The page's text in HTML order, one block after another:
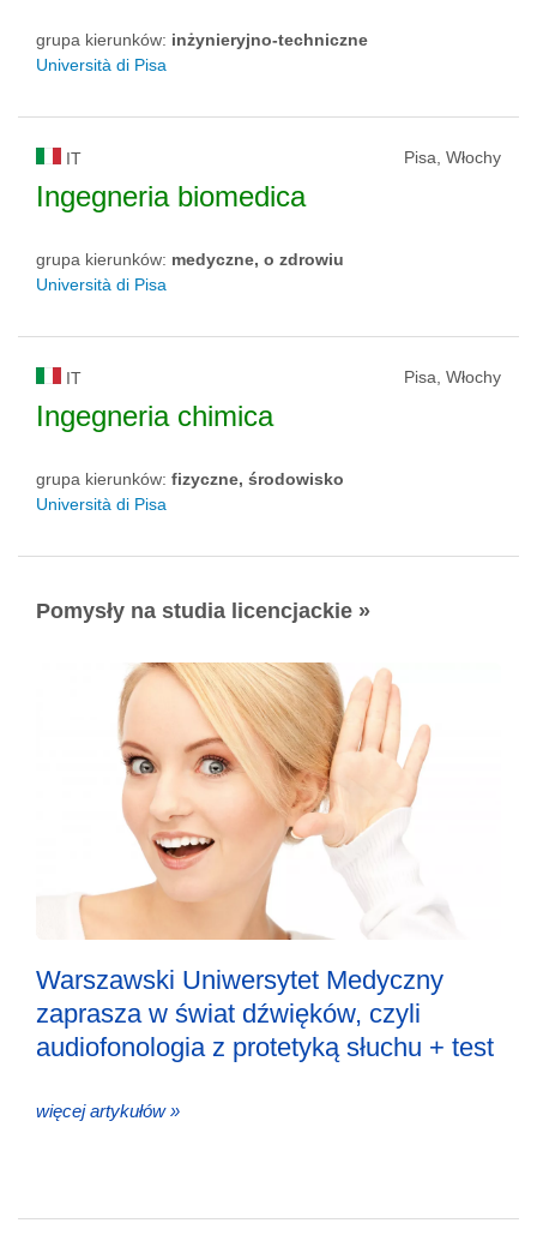
grupa kierunków: inżynieryjno-techniczne
Università di Pisa
IT Pisa, Włochy
Ingegneria biomedica
grupa kierunków: medyczne, o zdrowiu
Università di Pisa
IT Pisa, Włochy
Ingegneria chimica
grupa kierunków: fizyczne, środowisko
Università di Pisa
Pomysły na studia licencjackie »
Warszawski Uniwersytet Medyczny
zaprasza w świat dźwięków, czyli
audiofonologia z protetyką słuchu + test
więcej artykułów »